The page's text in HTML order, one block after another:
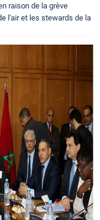
raison de la grève
l'air et les stewards de la